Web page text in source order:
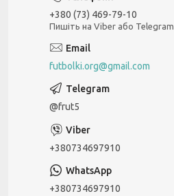
+380 (73) 469-79-10
Пишіть на Viber або Telegram
futbolki.org@gmail.com
@frut5
+380734697910
+380734697910